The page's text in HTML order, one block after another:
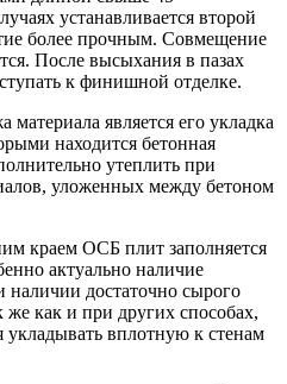
устанавливается второй
более прочным. Совмещение
После высыхания в пазах
к финишной отделке.
является его укладка
находится бетонная
утеплить при
уложенных между бетоном
краем ОСБ плит заполняется
актуально наличие
наличии достаточно сырого
как и при других способах,
вплотную к стенам